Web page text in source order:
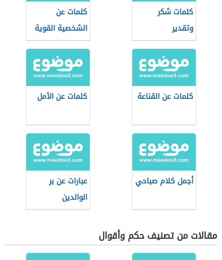
كلمات شكر
وتقدير
كلمات عن
الشخصية القوية
كلمات عن القناعة كلمات عن الأمل
أجمل كلام صباحي
عبارات عن بر
الوالدين
مقالات من تصنيف حكم وأقوال